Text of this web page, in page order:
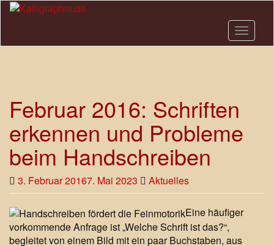
Skip
content
Toggle
Februar 2016: Schriften
erkennen und Probleme
beim Handschreiben
3. Februar 20167. Mai 2023 Aktuelles
Eine häufiger
vorkommende Anfrage ist „Welche Schrift ist das?“,
begleitet von einem Bild mit ein paar Buchstaben, aus